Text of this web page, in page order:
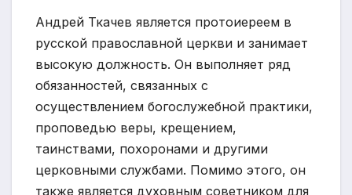
Андрей Ткачев является протоиереем в
русской православной церкви и занимает
высокую должность. Он выполняет ряд
обязанностей, связанных с
осуществлением богослужебной практики,
проповедью веры, крещением,
таинствами, похоронами и другими
церковными службами. Помимо этого, он
также является духовным советником для